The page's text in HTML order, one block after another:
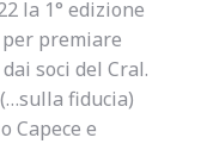
la 1° edizione
per premiare
soci del Cral.
fiducia)
Capece e